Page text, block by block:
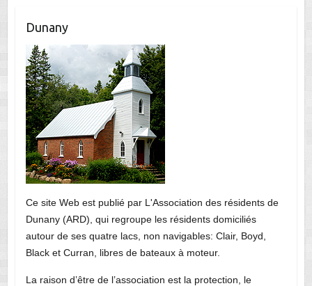
Dunany
Ce site Web est publié par L'Association des résidents de
Dunany (ARD), qui regroupe les résidents domiciliés
autour de ses quatre lacs, non navigables: Clair, Boyd,
Black et Curran, libres de bateaux à moteur.
La raison d’être de l’association est la protection, le